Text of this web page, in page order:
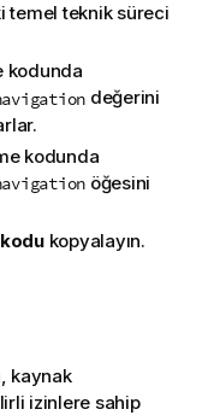
temel teknik süreci
kodunda
değerini
kodunda
öğesini
kopyalayın.
kaynak
izinlere sahip